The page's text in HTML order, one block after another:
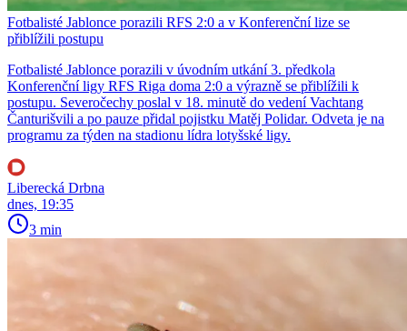
Fotbalisté Jablonce porazili RFS 2:0 a v Konferenční lize se
přiblížili postupu
Fotbalisté Jablonce porazili v úvodním utkání 3. předkola
Konferenční ligy RFS Riga doma 2:0 a výrazně se přiblížili k
postupu. Severočechy poslal v 18. minutě do vedení Vachtang
Čanturišvili a po pauze přidal pojistku Matěj Polidar. Odveta je na
programu za týden na stadionu lídra lotyšské ligy.
Liberecká Drbna
dnes, 19:35
3 min